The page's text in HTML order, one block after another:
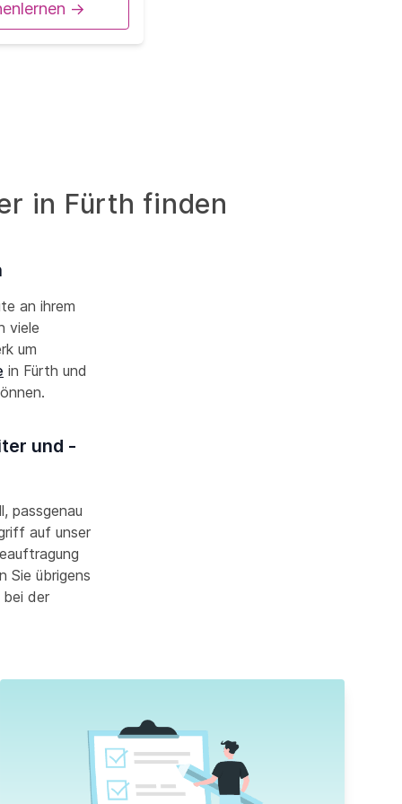
->
in Fürth finden
an ihrem
viele
um
in Fürth und
und -
passgenau
auf unser
Sie übrigens
der